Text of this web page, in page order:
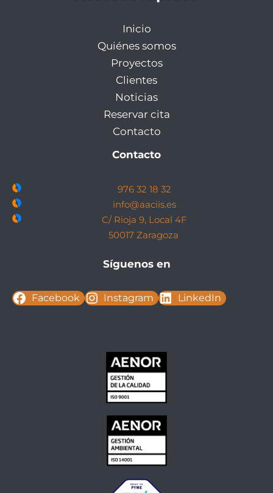
Inicio
Quiénes somos
Proyectos
Clientes
Noticias
Reservar cita
Contacto
Contacto
976 32 18 32
info@aaciis.es
C/ Rioja 9, Local 4F
50017 Zaragoza
Síguenos en
Facebook Instagram LinkedIn